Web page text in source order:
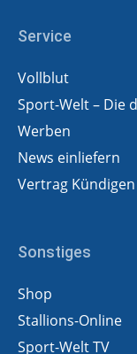
Service
Vollblut
Sport-Welt – Die
Werben
News einliefern
Vertrag Kündigen
Sonstiges
Shop
Stallions-Online
Sport-Welt TV